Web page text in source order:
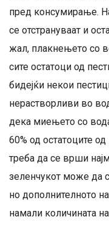
пред консумирање. На
се отстрануваат и
жал, плакнењето со
сите остатоци од
бидејќи некои
нерастворливи во
дека миењето со
60% од остатоците
треба да се врши
зеленчукот може да
но дополнителното
намали количината